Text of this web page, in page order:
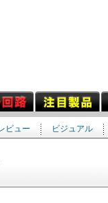
ビュー ビジュアル